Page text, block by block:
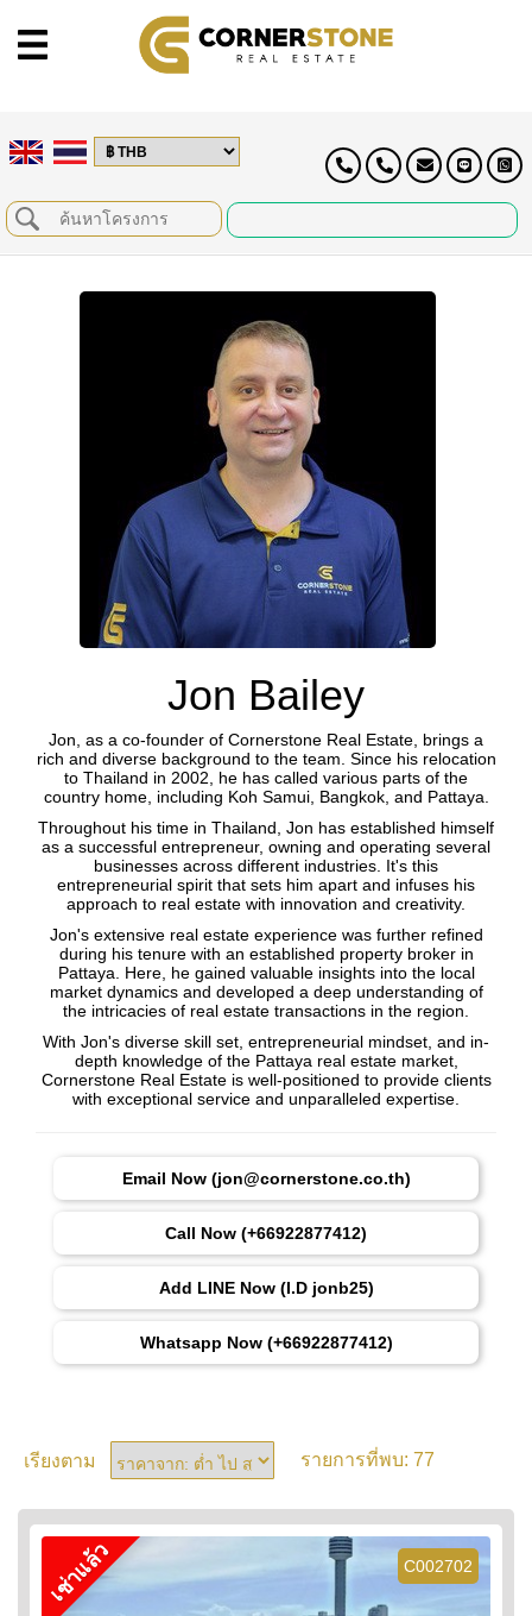
Jon Bailey
Jon, as a co-founder of Cornerstone Real Estate, brings a
rich and diverse background to the team. Since his relocation
to Thailand in 2002, he has called various parts of the
country home, including Koh Samui, Bangkok, and Pattaya.
Throughout his time in Thailand, Jon has established himself
as a successful entrepreneur, owning and operating several
businesses across different industries. It's this
entrepreneurial spirit that sets him apart and infuses his
approach to real estate with innovation and creativity.
Jon's extensive real estate experience was further refined
during his tenure with an established property broker in
Pattaya. Here, he gained valuable insights into the local
market dynamics and developed a deep understanding of
the intricacies of real estate transactions in the region.
With Jon's diverse skill set, entrepreneurial mindset, and in-
depth knowledge of the Pattaya real estate market,
Cornerstone Real Estate is well-positioned to provide clients
with exceptional service and unparalleled expertise.
Email Now (jon@cornerstone.co.th)
Call Now (+66922877412)
Add LINE Now (I.D jonb25)
Whatsapp Now (+66922877412)
เรียงตาม รายการที่พบ: 77
C002702
เช่าแล้ว